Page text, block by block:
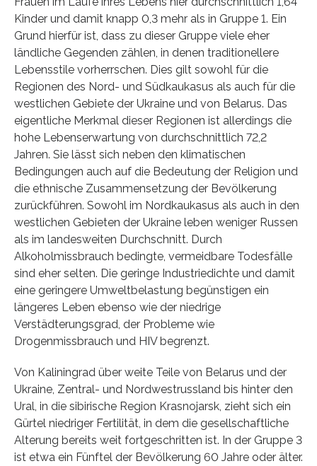
Kinder und damit knapp 0,3 mehr als in Gruppe 1. Ein
Grund hierfür ist, dass zu dieser Gruppe viele eher
ländliche Gegenden zählen, in denen traditionellere
Lebensstile vorherrschen. Dies gilt sowohl für die
Regionen des Nord- und Südkaukasus als auch für die
westlichen Gebiete der Ukraine und von Belarus. Das
eigentliche Merkmal dieser Regionen ist allerdings die
hohe Lebenserwartung von durchschnittlich 72,2
Jahren. Sie lässt sich neben den klimatischen
Bedingungen auch auf die Bedeutung der Religion und
die ethnische Zusammensetzung der Bevölkerung
zurückführen. Sowohl im Nordkaukasus als auch in den
westlichen Gebieten der Ukraine leben weniger Russen
als im landesweiten Durchschnitt. Durch
Alkoholmissbrauch bedingte, vermeidbare Todesfälle
sind eher selten. Die geringe Industriedichte und damit
eine geringere Umweltbelastung begünstigen ein
längeres Leben ebenso wie der niedrige
Verstädterungsgrad, der Probleme wie
Drogenmissbrauch und HIV begrenzt.
Von Kaliningrad über weite Teile von Belarus und der
Ukraine, Zentral- und Nordwestrussland bis hinter den
Ural, in die sibirische Region Krasnojarsk, zieht sich ein
Gürtel niedriger Fertilität, in dem die gesellschaftliche
Alterung bereits weit fortgeschritten ist. In der Gruppe 3
ist etwa ein Fünftel der Bevölkerung 60 Jahre oder älter.